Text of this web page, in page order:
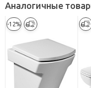
Аналогичные
-12%